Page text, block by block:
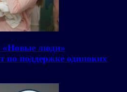
«Новые люди»
по поддержке одиноких